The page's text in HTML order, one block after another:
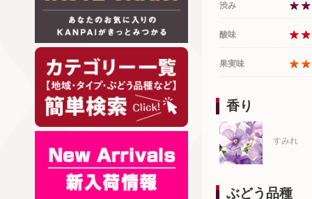
渋み
酸味
果実味
香り
すみれ
ぶどう品種